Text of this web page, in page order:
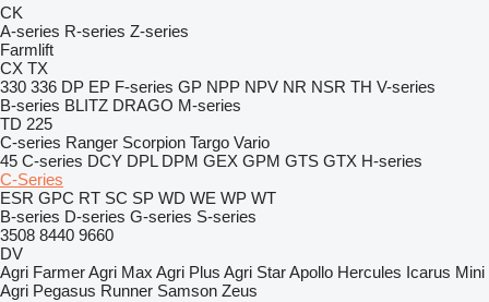
CK
A-series R-series Z-series
Farmlift
CX TX
330 336 DP EP F-series GP NPP NPV NR NSR TH V-series
B-series BLITZ DRAGO M-series
TD 225
C-series Ranger Scorpion Targo Vario
45 C-series DCY DPL DPM GEX GPM GTS GTX H-series
C-Series
ESR GPC RT SC SP WD WE WP WT
B-series D-series G-series S-series
3508 8440 9660
DV
Agri FarmerAgri Max Agri Plus Agri StarApollo Hercules Icarus Mini
Agri Pegasus Runner Samson Zeus